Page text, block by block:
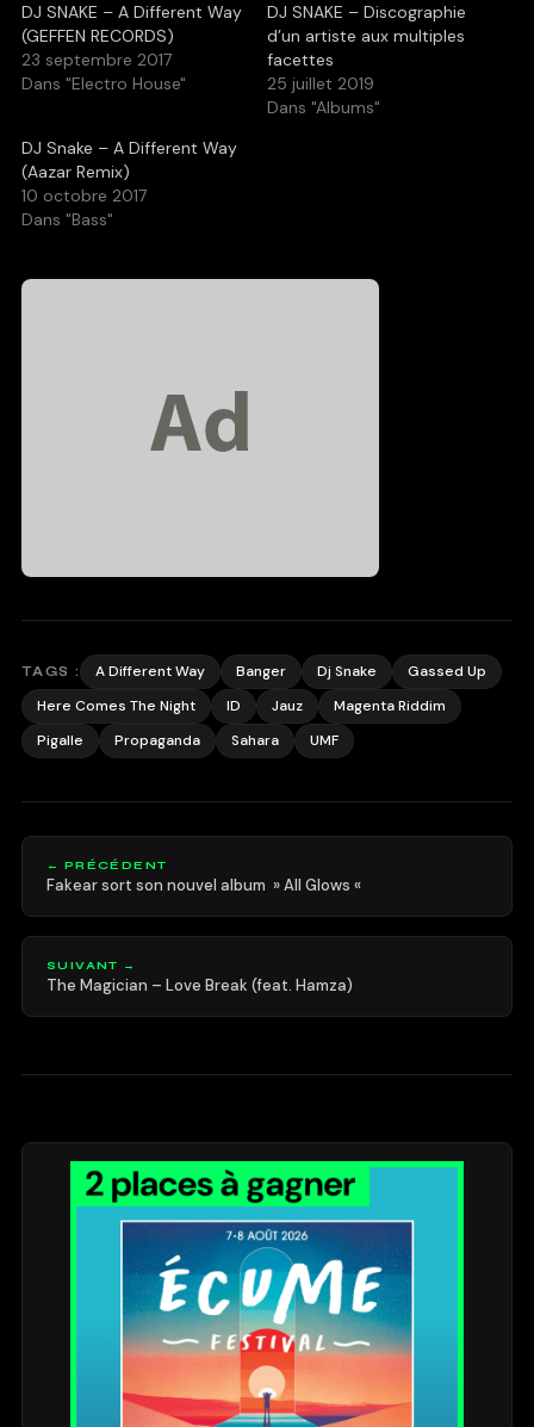
DJ SNAKE – A Different Way
(GEFFEN RECORDS)
23 septembre 2017
Dans "Electro House"
DJ SNAKE – Discographie
d’un artiste aux multiples
facettes
25 juillet 2019
Dans "Albums"
DJ Snake – A Different Way
(Aazar Remix)
10 octobre 2017
Dans "Bass"
TAGS : A Different Way Banger Dj Snake
Gassed Up
Here Comes The Night
ID Jauz
Magenta Riddim
Pigalle
Propaganda Sahara UMF
← PRÉCÉDENT
Fakear sort son nouvel album » All Glows «
SUIVANT →
The Magician – Love Break (feat. Hamza)